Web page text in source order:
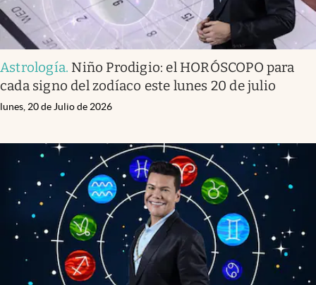
Astrología. Niño Prodigio: el HORÓSCOPO para
cada signo del zodíaco este lunes 20 de julio
lunes, 20 de Julio de 2026